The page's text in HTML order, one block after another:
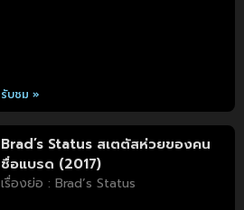
รับชม »
Brad’s Status สเตตัสห่วยของคน
ชื่อแบรด (2017)
เรื่องย่อ : Brad’s Status